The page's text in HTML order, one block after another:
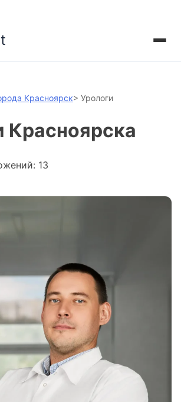
Красноярск> Урологи
Красноярска
13